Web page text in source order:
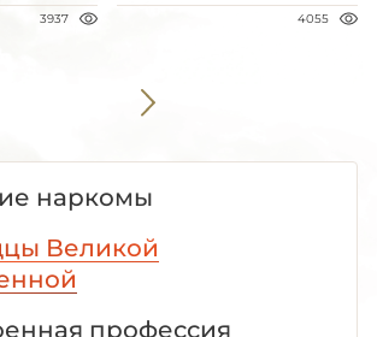
3937 4055
наркомы
Великой
профессия